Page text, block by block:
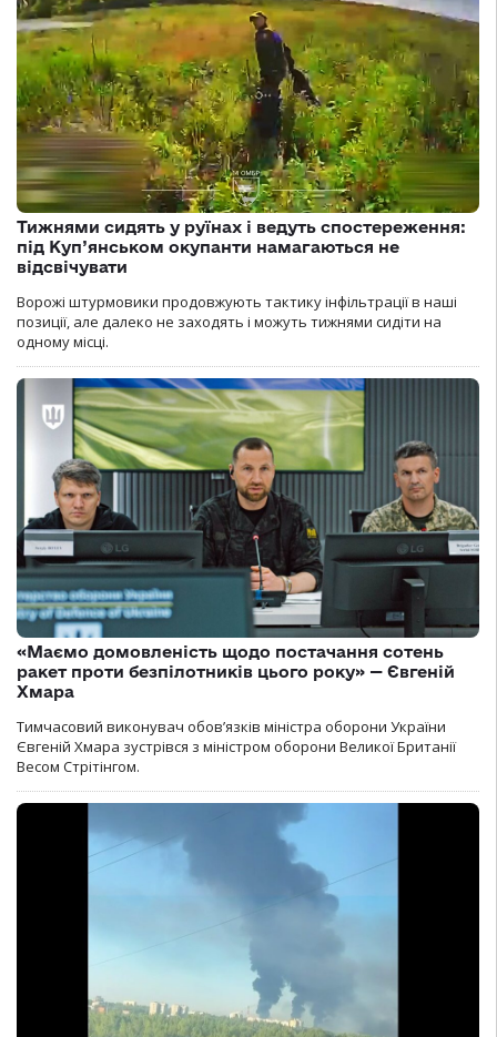
Тижнями сидять у руїнах і ведуть спостереження:
під Куп’янськом окупанти намагаються не
відсвічувати
Ворожі штурмовики продовжують тактику інфільтрації в наші
позиції, але далеко не заходять і можуть тижнями сидіти на
одному місці.
«Маємо домовленість щодо постачання сотень
ракет проти безпілотників цього року» — Євгеній
Хмара
Тимчасовий виконувач обов’язків міністра оборони України
Євгеній Хмара зустрівся з міністром оборони Великої Британії
Весом Стрітінгом.